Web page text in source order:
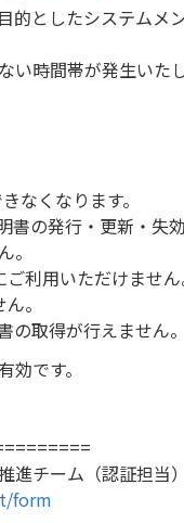
としたシステムメ
時間帯が発生いたし
なくなります。
の発行・更新・失
。
利用いただけません
。
取得が行えません。
です。
チーム（認証担当）
form